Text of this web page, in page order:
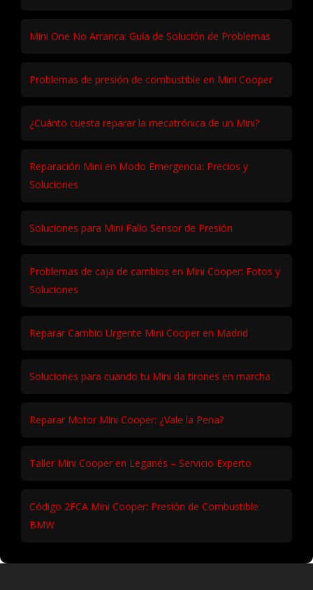
Mini One No Arranca: Guía de Solución de Problemas
Problemas de presión de combustible en Mini Cooper
¿Cuánto cuesta reparar la mecatrónica de un Mini?
Reparación Mini en Modo Emergencia: Precios y
Soluciones
Soluciones para Mini Fallo Sensor de Presión
Problemas de caja de cambios en Mini Cooper: Fotos y
Soluciones
Reparar Cambio Urgente Mini Cooper en Madrid
Soluciones para cuando tu Mini da tirones en marcha
Reparar Motor Mini Cooper: ¿Vale la Pena?
Taller Mini Cooper en Leganés – Servicio Experto
Código 2FCA Mini Cooper: Presión de Combustible
BMW